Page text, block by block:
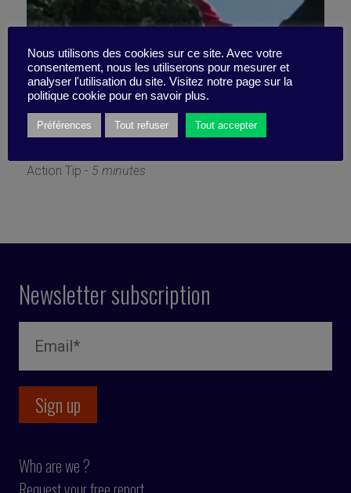
Develop a culture of risk in
your teams
Action Tip - 5 minutes
Newsletter subscription
Who are we ?
Nous utilisons des cookies sur ce site. Avec votre
consentement, nous les utiliserons pour mesurer et
analyser l'utilisation du site. Visitez notre page sur la
politique cookie pour en savoir plus.
Préférences Tout refuser Tout accepter